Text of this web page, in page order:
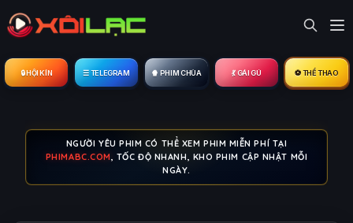
🔒︎ HỘI KÍN ☰ TELEGRAM 🍿 PHIM CHÙA 💃 GÁI GÚ ⚽ THỂ THAO
NGƯỜI YÊU PHIM CÓ THỂ XEM PHIM MIỄN PHÍ TẠI
PHIMABC.COM, TỐC ĐỘ NHANH, KHO PHIM CẬP NHẬT MỖI
NGÀY.